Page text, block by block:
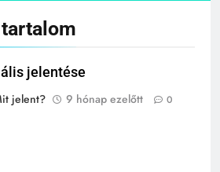
jelentése
jelent?
9 hónap ezelőtt 0